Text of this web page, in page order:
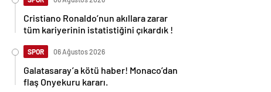
Cristiano Ronaldo’nun akıllara zarar
tüm kariyerinin istatistiğini çıkardık !
SPOR 06 Ağustos 2026
Galatasaray’a kötü haber! Monaco’dan
flaş Onyekuru kararı.